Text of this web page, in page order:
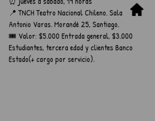
📍 TNCH Teatro Nacional Chileno. Sala
Antonio Varas. Morandé 25, Santiago.
🎟️ Valor: $5.000 Entrada general, $3.000
Estudiantes, tercera edad y clientes Banco
Estado(+ cargo por servicio).